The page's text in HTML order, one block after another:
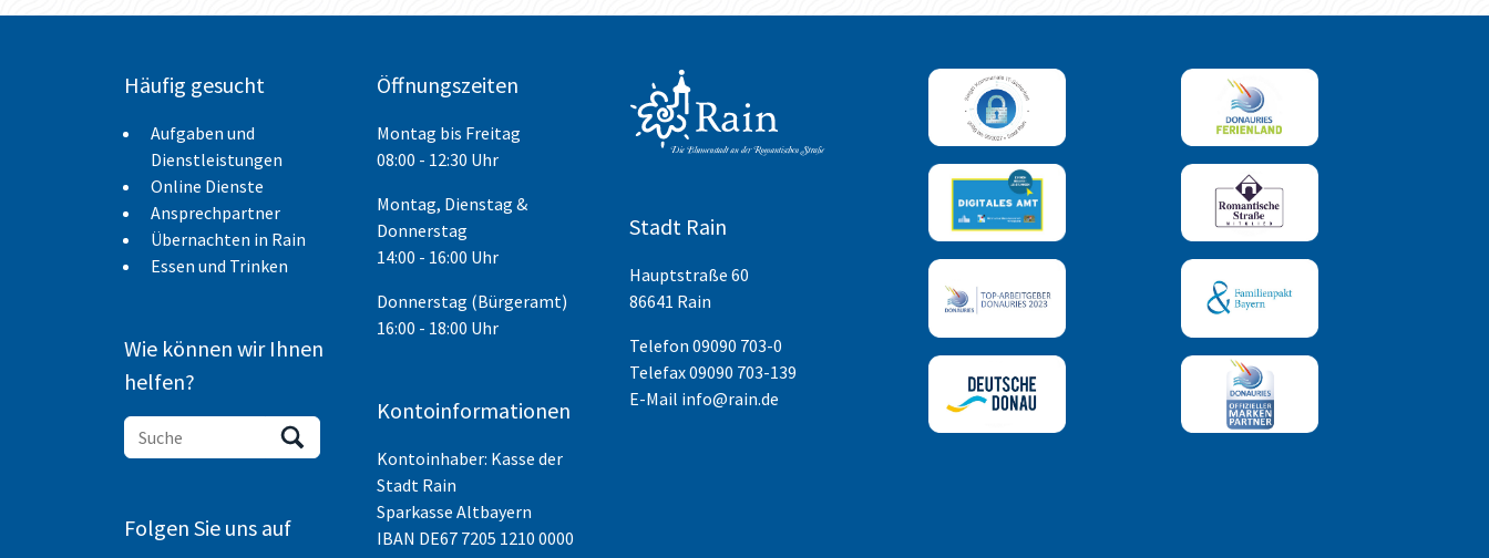
Häufig gesucht
Aufgaben und
Dienstleistungen
Online Dienste
Ansprechpartner
Übernachten in Rain
Essen und Trinken
Wie können wir Ihnen
helfen?
Folgen Sie uns auf
Öffnungszeiten
Montag bis Freitag
08:00 - 12:30 Uhr
Montag, Dienstag &
Donnerstag
14:00 - 16:00 Uhr
Donnerstag (Bürgeramt)
16:00 - 18:00 Uhr
Kontoinformationen
Kontoinhaber: Kasse der
Stadt Rain
Sparkasse Altbayern
IBAN DE67 7205 1210 0000
Stadt Rain
Hauptstraße 60
86641 Rain
Telefon 09090 703-0
Telefax 09090 703-139
E-Mail info@rain.de